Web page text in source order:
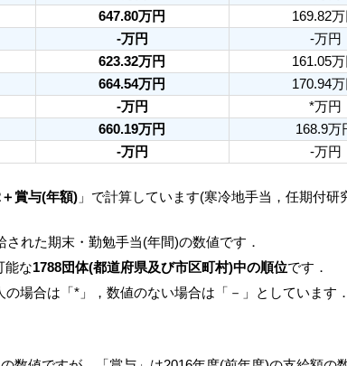
647.80万円 169.82
-万円 -万円
623.32万円 161.05
664.54万円 170.94
-万円 *万円
660.19万円 168.9万
-万円 -万円
賞与(年額) 」で計算しています(寒冷地手当，任期付
された期末・勤勉手当(年間)の数値です．
能な1788団体(都道府県及び市区町村)中の順位です．
場合は「*」，数値のない場合は「－」としています．